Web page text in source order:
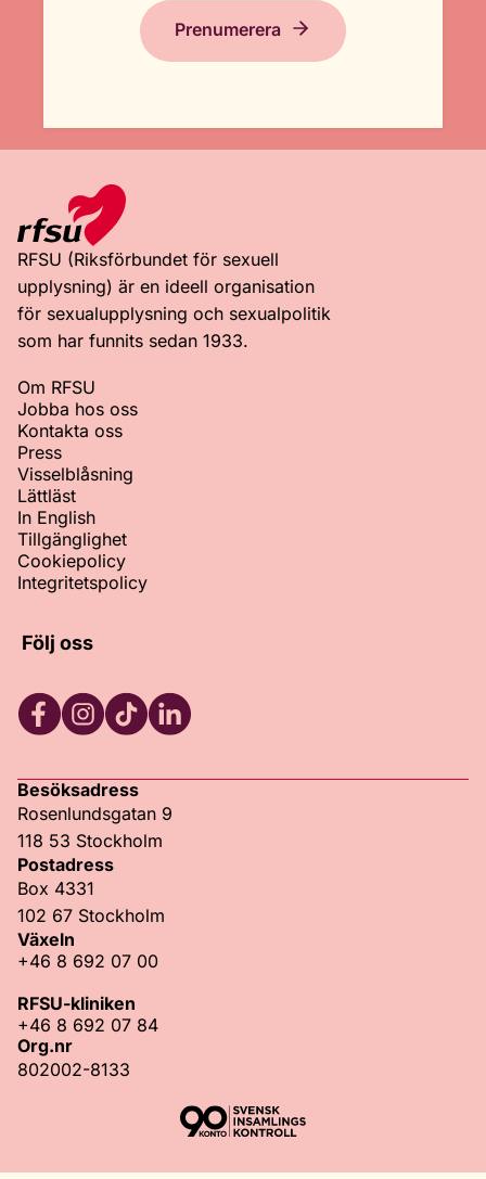
Prenumerera
RFSU (Riksförbundet för sexuell
upplysning) är en ideell organisation
för sexualupplysning och sexualpolitik
som har funnits sedan 1933.
Om RFSU
Jobba hos oss
Kontakta oss
Press
Visselblåsning
Lättläst
In English
Tillgänglighet
Cookiepolicy
Integritetspolicy
Följ oss
Besöksadress
Rosenlundsgatan 9
118 53 Stockholm
Postadress
Box 4331
102 67 Stockholm
Växeln
+46 8 692 07 00
RFSU-kliniken
+46 8 692 07 84
Org.nr
802002-8133